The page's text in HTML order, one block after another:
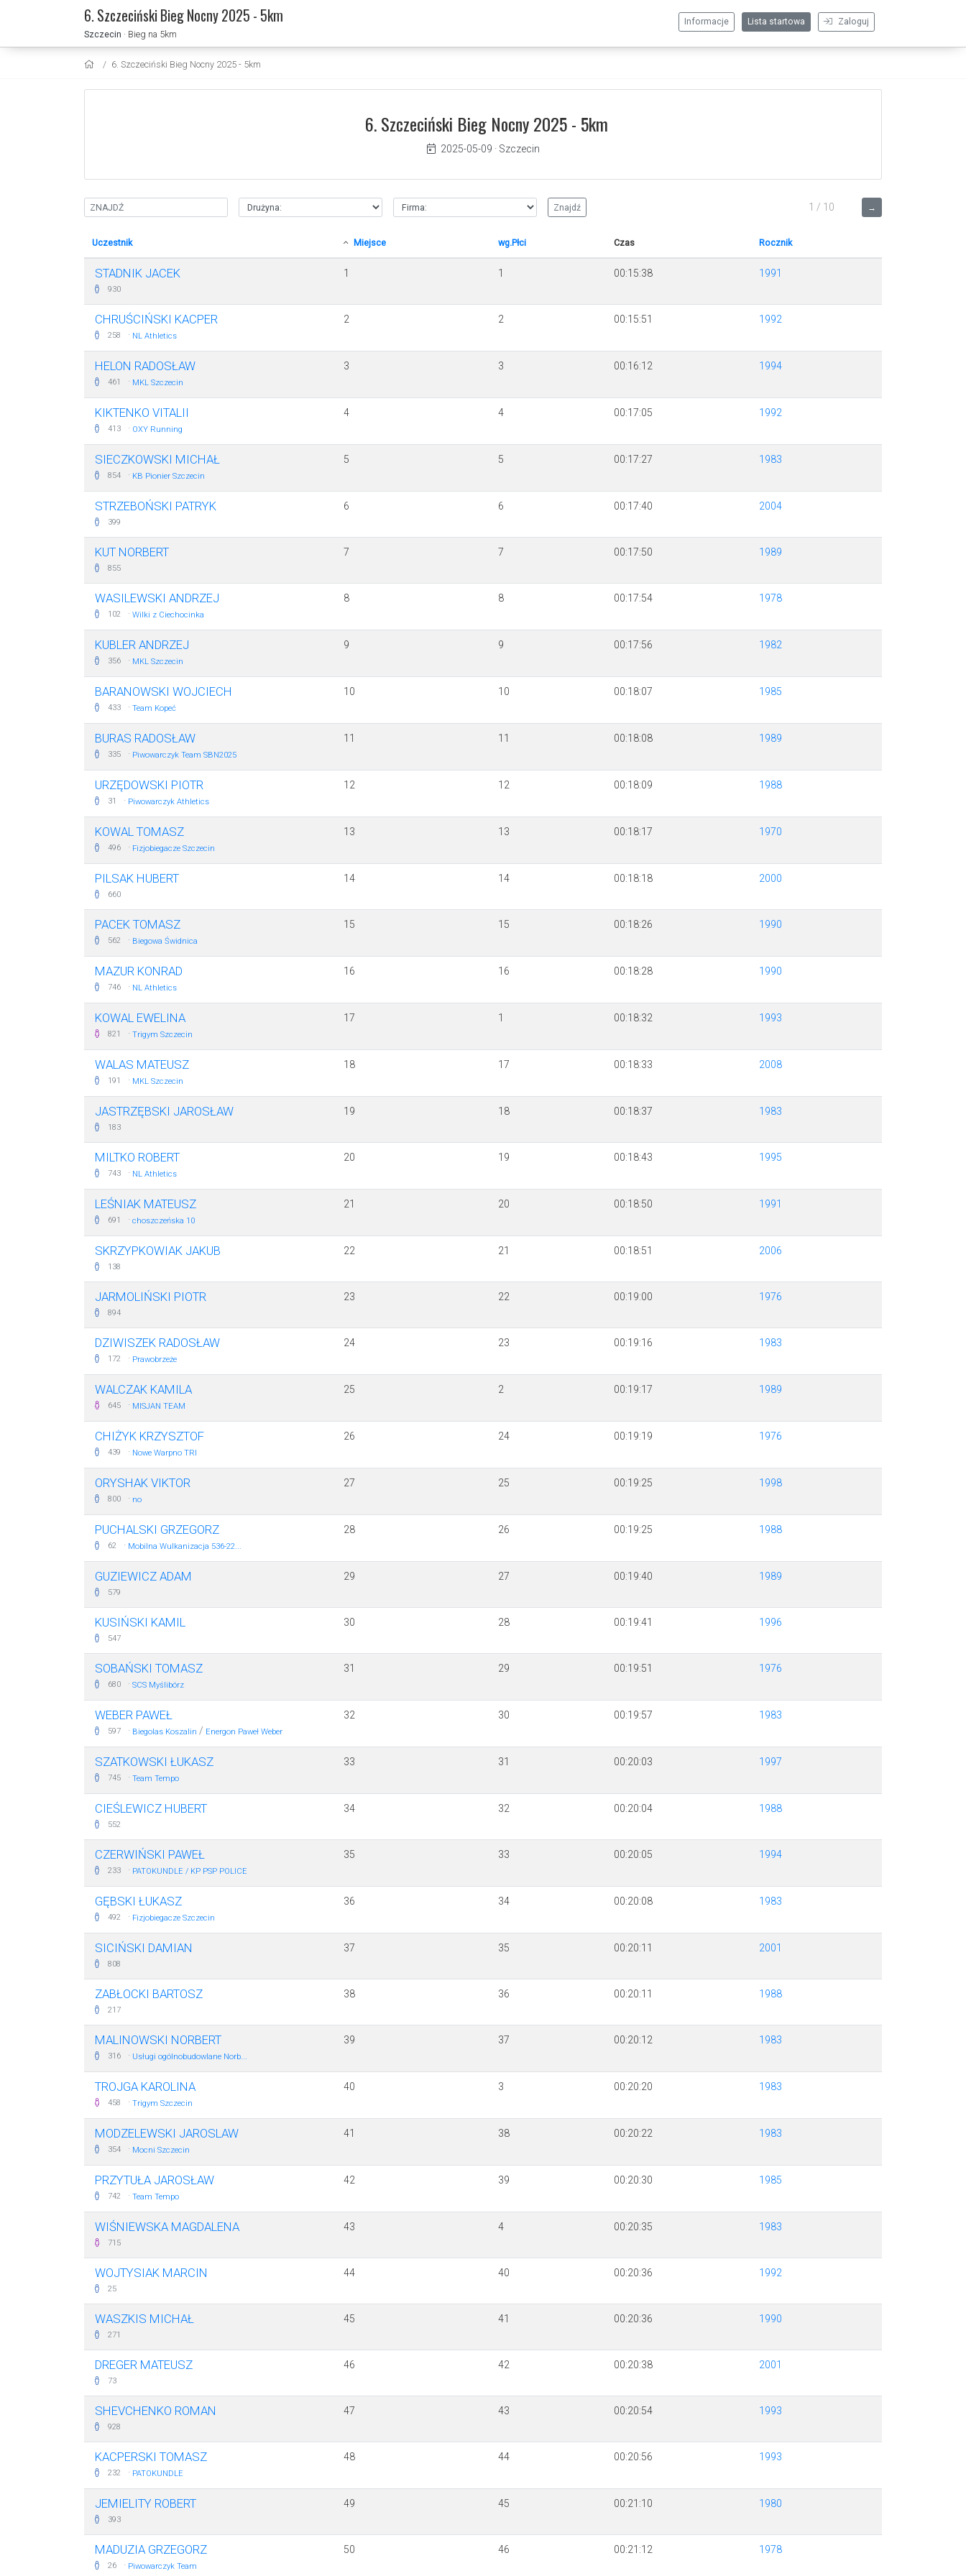
6. Szczeciński Bieg Nocny 2025 - 5km
Szczecin · Bieg na 5km
Zaloguj
Lista startowa
Informacje
6. Szczeciński Bieg Nocny 2025 - 5km
6. Szczeciński Bieg Nocny 2025 - 5km
2025-05-09 · Szczecin
→
1 / 10
Uczestnik Miejsce wg.Płci Czas Rocznik
STADNIK JACEK
930
1 1 00:15:38 1991
CHRUŚCIŃSKI KACPER
258 · NL Athletics
2 2 00:15:51 1992
HELON RADOSŁAW
461 · MKL Szczecin
3 3 00:16:12 1994
KIKTENKO VITALII
413 · OXY Running
4 4 00:17:05 1992
SIECZKOWSKI MICHAŁ
854 · KB Pionier Szczecin
5 5 00:17:27 1983
STRZEBOŃSKI PATRYK
399
6 6 00:17:40 2004
KUT NORBERT
855
7 7 00:17:50 1989
WASILEWSKI ANDRZEJ
102 · Wilki z Ciechocinka
8 8 00:17:54 1978
KUBLER ANDRZEJ
356 · MKL Szczecin
9 9 00:17:56 1982
BARANOWSKI WOJCIECH
433 · Team Kopeć
10 10 00:18:07 1985
BURAS RADOSŁAW
335 · Piwowarczyk Team SBN2025
11 11 00:18:08 1989
URZĘDOWSKI PIOTR
31 · Piwowarczyk Athletics
12 12 00:18:09 1988
KOWAL TOMASZ
496 · Fizjobiegacze Szczecin
13 13 00:18:17 1970
PILSAK HUBERT
660
14 14 00:18:18 2000
PACEK TOMASZ
562 · Biegowa Świdnica
15 15 00:18:26 1990
MAZUR KONRAD
746 · NL Athletics
16 16 00:18:28 1990
KOWAL EWELINA
821 · Trigym Szczecin
17 1 00:18:32 1993
WALAS MATEUSZ
191 · MKL Szczecin
18 17 00:18:33 2008
JASTRZĘBSKI JAROSŁAW
183
19 18 00:18:37 1983
MILTKO ROBERT
743 · NL Athletics
20 19 00:18:43 1995
LEŚNIAK MATEUSZ
691 · choszczeńska 10
21 20 00:18:50 1991
SKRZYPKOWIAK JAKUB
138
22 21 00:18:51 2006
JARMOLIŃSKI PIOTR
894
23 22 00:19:00 1976
DZIWISZEK RADOSŁAW
172 · Prawobrzeże
24 23 00:19:16 1983
WALCZAK KAMILA
645 · MISJAN TEAM
25 2 00:19:17 1989
CHIŻYK KRZYSZTOF
439 · Nowe Warpno TRI
26 24 00:19:19 1976
ORYSHAK VIKTOR
800 · no
27 25 00:19:25 1998
PUCHALSKI GRZEGORZ
62 · Mobilna Wulkanizacja 536-22...
28 26 00:19:25 1988
GUZIEWICZ ADAM
579
29 27 00:19:40 1989
KUSIŃSKI KAMIL
547
30 28 00:19:41 1996
SOBAŃSKI TOMASZ
680 · SCS Myślibórz
31 29 00:19:51 1976
WEBER PAWEŁ
597 · Biegolas Koszalin / Energon Paweł Weber
32 30 00:19:57 1983
SZATKOWSKI ŁUKASZ
745 · Team Tempo
33 31 00:20:03 1997
CIEŚLEWICZ HUBERT
552
34 32 00:20:04 1988
CZERWIŃSKI PAWEŁ
233 · PATOKUNDLE / KP PSP POLICE
35 33 00:20:05 1994
GĘBSKI ŁUKASZ
492 · Fizjobiegacze Szczecin
36 34 00:20:08 1983
SICIŃSKI DAMIAN
808
37 35 00:20:11 2001
ZABŁOCKI BARTOSZ
217
38 36 00:20:11 1988
MALINOWSKI NORBERT
316 · Usługi ogólnobudowlane Norb...
39 37 00:20:12 1983
TROJGA KAROLINA
458 · Trigym Szczecin
40 3 00:20:20 1983
MODZELEWSKI JAROSLAW
354 · Mocni Szczecin
41 38 00:20:22 1983
PRZYTUŁA JAROSŁAW
742 · Team Tempo
42 39 00:20:30 1985
WIŚNIEWSKA MAGDALENA
715
43 4 00:20:35 1983
WOJTYSIAK MARCIN
25
44 40 00:20:36 1992
WASZKIS MICHAŁ
271
45 41 00:20:36 1990
DREGER MATEUSZ
73
46 42 00:20:38 2001
SHEVCHENKO ROMAN
928
47 43 00:20:54 1993
KACPERSKI TOMASZ
232 · PATOKUNDLE
48 44 00:20:56 1993
JEMIELITY ROBERT
393
49 45 00:21:10 1980
MADUZIA GRZEGORZ
26 · Piwowarczyk Team
50 46 00:21:12 1978